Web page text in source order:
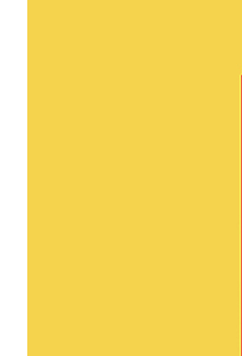
개인｜현금영수증 가맹하
3장 3년 차 이상 사장님의
1. 돈이 벌리기 시작하면
세금공제, 세금감면 받아서
개인｜성실신고확인 받고